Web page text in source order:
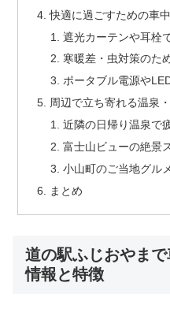
快適に過ごすための車
遮光カーテンや耳栓
寒暖差・虫対策のた
ポータブル電源や
周辺で立ち寄れる温泉
近隣の日帰り温泉で
富士山ビューの絶景
小山町のご当地グル
まとめ
道の駅ふじおやま
情報と特徴